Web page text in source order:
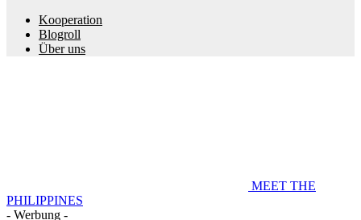
Kooperation
Blogroll
Über uns
MEET THE
PHILIPPINES
- Werbung -